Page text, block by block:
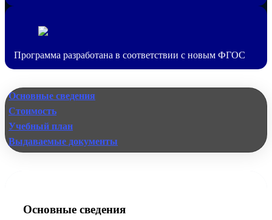
Программа разработана в соответствии с новым ФГОС
Основные сведения
Стоимость
Учебный план
Выдаваемые документы
Основные сведения